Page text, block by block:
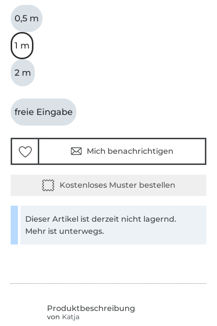
0,5 m
1 m
2 m
freie Eingabe
Mich benachrichtigen
Dieser Artikel ist derzeit nicht lagernd.
Mehr ist unterwegs.
von Katja